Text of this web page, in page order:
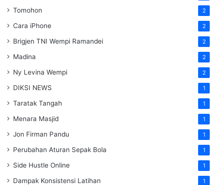
Tomohon 2
Cara iPhone 2
Brigjen TNI Wempi Ramandei 2
Madina 2
Ny Levina Wempi 2
DIKSI NEWS 1
Taratak Tangah 1
Menara Masjid 1
Jon Firman Pandu 1
Perubahan Aturan Sepak Bola 1
Side Hustle Online 1
Dampak Konsistensi Latihan 1